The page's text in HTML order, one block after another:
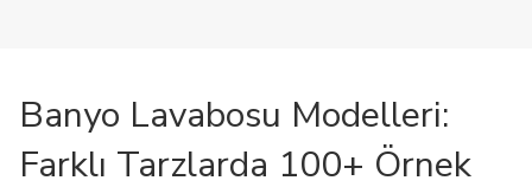
Banyo Lavabosu Modelleri:
Farklı Tarzlarda 100+ Örnek